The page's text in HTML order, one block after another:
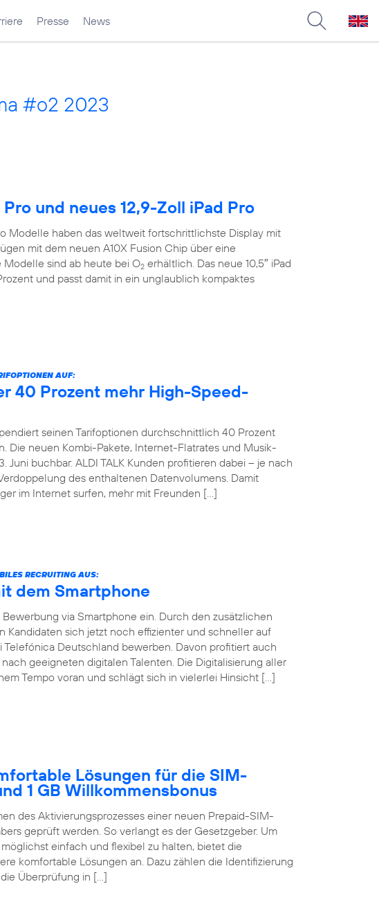
Presse News
#o2 2023
und neues 12,9-Zoll iPad Pro
Modelle haben das weltweit fortschrittlichste Display mit
mit dem neuen A10X Fusion Chip über eine
Modelle sind ab heute bei O2 erhältlich. Das neue 10,5″ iPad
und passt damit in ein unglaublich kompaktes
AUF:
40 Prozent mehr High-Speed-
seinen Tarifoptionen durchschnittlich 40 Prozent
Die neuen Kombi-Pakete, Internet-Flatrates und Musik-
Juni buchbar. ALDI TALK Kunden profitieren dabei – je nach
des enthaltenen Datenvolumens. Damit
im Internet surfen, mehr mit Freunden […]
RECRUITING AUS:
dem Smartphone
via Smartphone ein. Durch den zusätzlichen
Kandidaten sich jetzt noch effizienter und schneller auf
Deutschland bewerben. Davon profitiert auch
geeigneten digitalen Talenten. Die Digitalisierung aller
Tempo voran und schlägt sich in vielerlei Hinsicht […]
Lösungen für die SIM-
1 GB Willkommensbonus
des Aktivierungsprozesses einer neuen Prepaid-SIM-
geprüft werden. So verlangt es der Gesetzgeber. Um
einfach und flexibel zu halten, bietet die
komfortable Lösungen an. Dazu zählen die Identifizierung
Überprüfung in […]